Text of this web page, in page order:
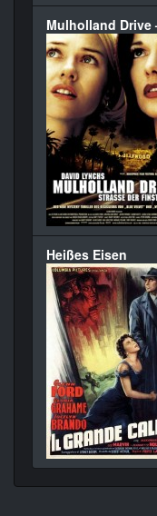
Mulholland Drive
Heißes Eisen